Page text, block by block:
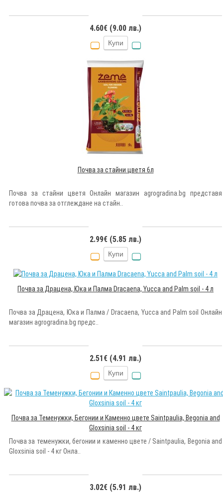
4.60€ (9.00 лв.)
Купи
Почва за стайни цветя 6л
Почва за стайни цветя Онлайн магазин agrogradina.bg представя
готова почва за отглеждане на стайн..
2.99€ (5.85 лв.)
Купи
Почва за Драцена, Юка и Палма Dracaena, Yucca and Palm soil - 4 л
Почва за Драцена, Юка и Палма / Dracaena, Yucca and Palm soil Онлайн
магазин agrogradina.bg предс..
2.51€ (4.91 лв.)
Купи
Почва за Теменужки, Бегонии и Каменно цвете Saintpaulia, Begonia and
Gloxsinia soil - 4 кг
Почва за теменужки, бегонии и каменно цвете / Saintpaulia, Begonia and
Gloxsinia soil - 4 кг Онла..
3.02€ (5.91 лв.)